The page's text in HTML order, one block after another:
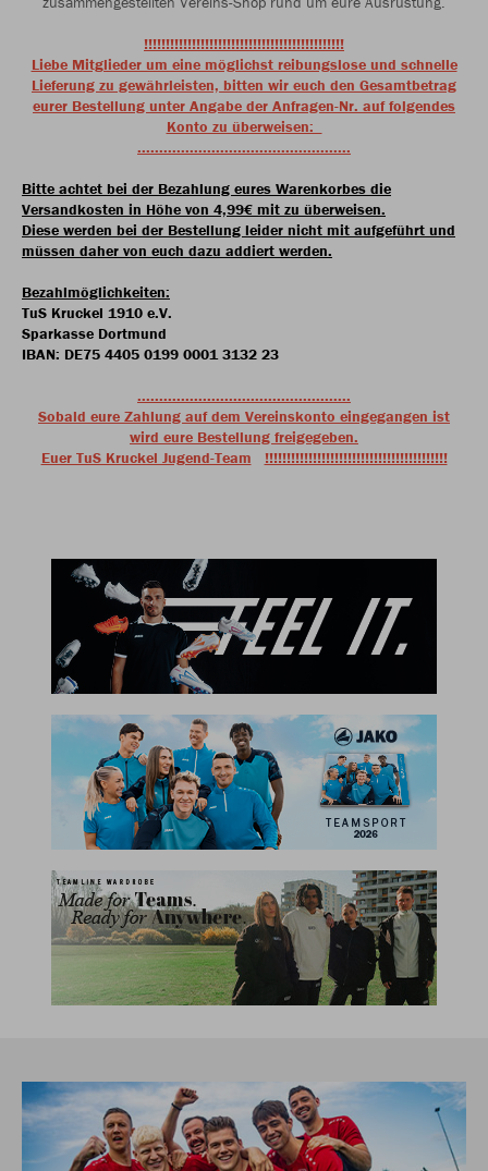
!!!!!!!!!!!!!!!!!!!!!!!!!!!!!!!!!!!!!!!!!!!!!!
Liebe Mitglieder um eine möglichst reibungslose und schnelle
Lieferung zu gewährleisten, bitten wir euch den Gesamtbetrag
eurer Bestellung unter Angabe der Anfragen-Nr. auf folgendes
Konto zu überweisen:
.................................................
Bitte achtet bei der Bezahlung eures Warenkorbes die
Versandkosten in Höhe von 4,99€ mit zu überweisen.
Diese werden bei der Bestellung leider nicht mit aufgeführt und
müssen daher von euch dazu addiert werden.
Bezahlmöglichkeiten:
TuS Kruckel 1910 e.V.
Sparkasse Dortmund
IBAN: DE75 4405 0199 0001 3132 23
.................................................
Sobald eure Zahlung auf dem Vereinskonto eingegangen ist
wird eure Bestellung freigegeben.
Euer TuS Kruckel Jugend-Team
!!!!!!!!!!!!!!!!!!!!!!!!!!!!!!!!!!!!!!!!!!